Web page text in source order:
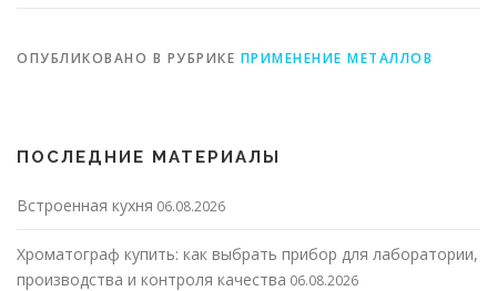
ОПУБЛИКОВАНО В РУБРИКЕ ПРИМЕНЕНИЕ МЕТАЛЛОВ
ПОСЛЕДНИЕ МАТЕРИАЛЫ
Встроенная кухня 06.08.2026
Хроматограф купить: как выбрать прибор для лаборатории,
производства и контроля качества 06.08.2026